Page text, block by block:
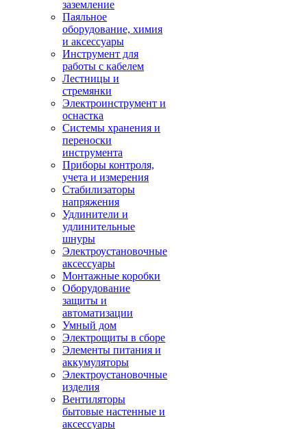
заземление
Паяльное
оборудование, химия
и аксессуары
Инструмент для
работы с кабелем
Лестницы и
стремянки
Электроинструмент и
оснастка
Системы хранения и
переноски
инструмента
Приборы контроля,
учета и измерения
Стабилизаторы
напряжения
Удлинители и
удлинительные
шнуры
Электроустановочные
аксессуары
Монтажные коробки
Оборудование
защиты и
автоматизации
Умный дом
Электрощиты в сборе
Элементы питания и
аккумуляторы
Электроустановочные
изделия
Вентиляторы
бытовые настенные и
аксессуары